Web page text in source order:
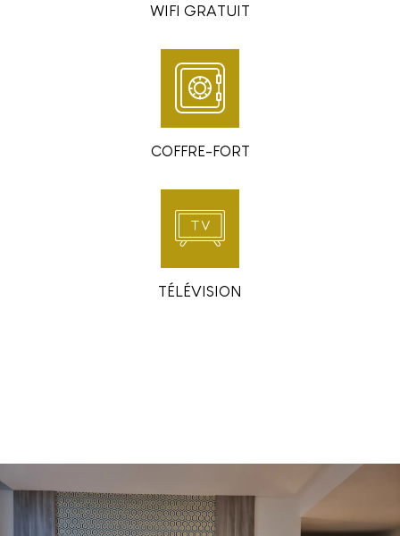
WIFI GRATUIT
COFFRE-FORT
TÉLÉVISION